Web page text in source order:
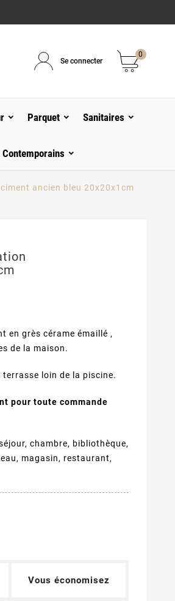
Se connecter
0
Parquet Sanitaires
Contemporains
ancien bleu 20x20x1cm
en grès cérame émaillé ,
de la maison.
loin de la piscine.
pour toute commande
chambre, bibliothèque,
magasin, restaurant,
Vous économisez